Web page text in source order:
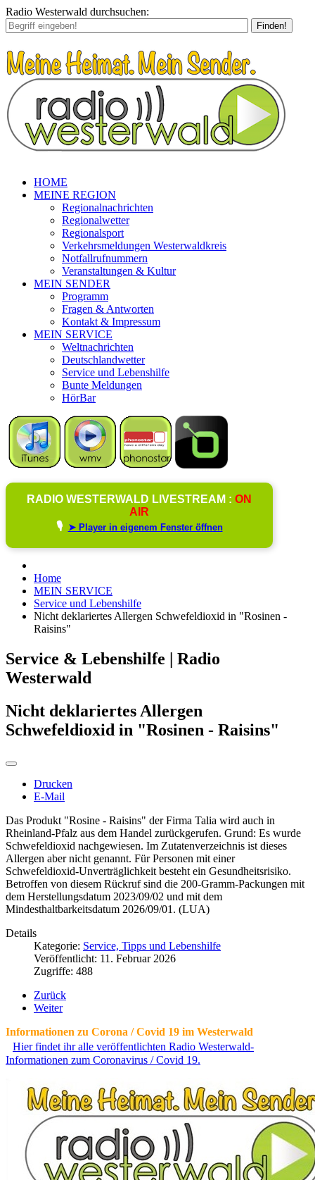
Radio Westerwald durchsuchen:
Finden!
HOME
MEINE REGION
Regionalnachrichten
Regionalwetter
Regionalsport
Verkehrsmeldungen Westerwaldkreis
Notfallrufnummern
Veranstaltungen & Kultur
MEIN SENDER
Programm
Fragen & Antworten
Kontakt & Impressum
MEIN SERVICE
Weltnachrichten
Deutschlandwetter
Service und Lebenshilfe
Bunte Meldungen
HörBar
RADIO WESTERWALD LIVESTREAM : ON
AIR
🎙️ ➤ Player in eigenem Fenster öffnen
Home
MEIN SERVICE
Service und Lebenshilfe
Nicht deklariertes Allergen Schwefeldioxid in "Rosinen -
Raisins"
Service & Lebenshilfe | Radio
Westerwald
Nicht deklariertes Allergen
Schwefeldioxid in "Rosinen - Raisins"
Drucken
E-Mail
Das Produkt "Rosine - Raisins" der Firma Talia wird auch in
Rheinland-Pfalz aus dem Handel zurückgerufen. Grund: Es wurde
Schwefeldioxid nachgewiesen. Im Zutatenverzeichnis ist dieses
Allergen aber nicht genannt. Für Personen mit einer
Schwefeldioxid-Unverträglichkeit besteht ein Gesundheitsrisiko.
Betroffen von diesem Rückruf sind die 200-Gramm-Packungen mit
dem Herstellungsdatum 2023/09/02 und mit dem
Mindesthaltbarkeitsdatum 2026/09/01. (LUA)
Details
Kategorie: Service, Tipps und Lebenshilfe
Veröffentlicht: 11. Februar 2026
Zugriffe: 488
Zurück
Weiter
Informationen zu Corona / Covid 19 im Westerwald
Hier findet ihr alle veröffentlichten Radio Westerwald-
Informationen zum Coronavirus / Covid 19.